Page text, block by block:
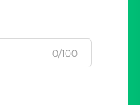
0/100